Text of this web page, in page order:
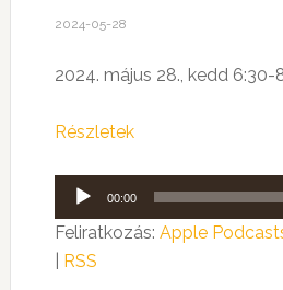
2024-05-28
2024. május 28., kedd 6:30-
Részletek
Audió
lejátszó
00:00
Feliratkozás: Apple
RSS